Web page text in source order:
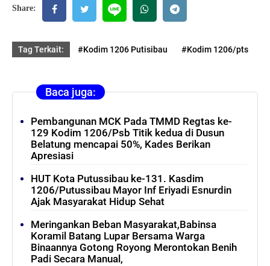
Share:
Tag Terkait: #Kodim 1206 Putisibau #Kodim 1206/pts
Baca juga:
Pembangunan MCK Pada TMMD Regtas ke-
129 Kodim 1206/Psb Titik kedua di Dusun
Belatung mencapai 50%, Kades Berikan
Apresiasi
HUT Kota Putussibau ke-131. Kasdim
1206/Putussibau Mayor Inf Eriyadi Esnurdin
Ajak Masyarakat Hidup Sehat
Meringankan Beban Masyarakat,Babinsa
Koramil Batang Lupar Bersama Warga
Binaannya Gotong Royong Merontokan Benih
Padi Secara Manual,